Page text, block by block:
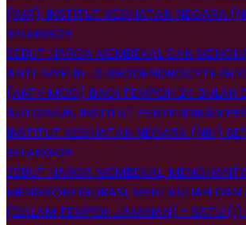
(IMR), INSTITUT KESIHATAN NEGARA
SELANGOR
SEBUT HARGA MEMBEKAL DAN
ANTI-MYELIN-OLIGODENDROCYTE
(ANTI-MOG) BAGI TEMPOH 24 BULAN
AUTOIMUN, INSTITUT PENYELIDIKAN
INSTITUT KESIHATAN NEGARA (NIH)
SELANGOR
SEBUT HARGA MEMBEKAL,
MENGKONFIGURASI, MENTAULIAH
(DALAM TEMPOH JAMINAN) - SATU (1)